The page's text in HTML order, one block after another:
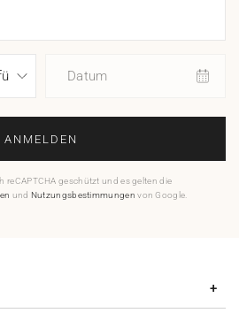
Datum
ANMELDEN
reCAPTCHA geschützt und es gelten die
und Nutzungsbestimmungen von Google.